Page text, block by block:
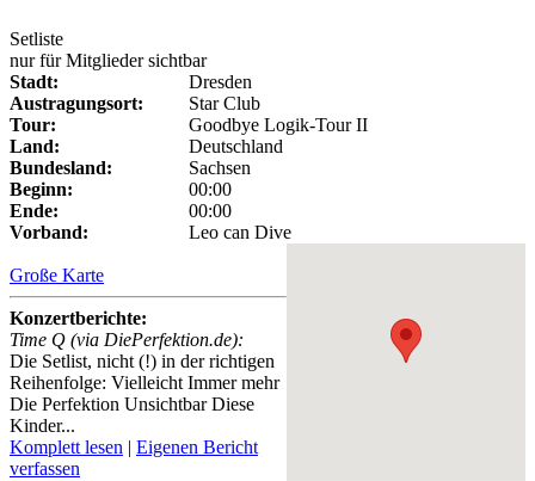
Setliste
nur für Mitglieder sichtbar
Stadt:
Dresden
Austragungsort:
Star Club
Tour:
Goodbye Logik-Tour II
Land:
Deutschland
Bundesland:
Sachsen
Beginn:
00:00
Ende:
00:00
Vorband:
Leo can Dive
Große Karte
Konzertberichte:
Time Q (via DiePerfektion.de):
Die Setlist, nicht (!) in der richtigen
Reihenfolge: Vielleicht Immer mehr
Die Perfektion Unsichtbar Diese
Kinder...
Komplett lesen | Eigenen Bericht
verfassen